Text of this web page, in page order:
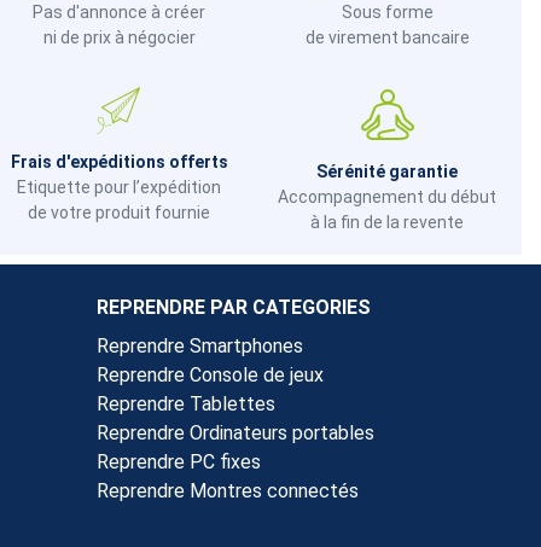
Pas d'annonce à créer
ni de prix à négocier
Sous forme
de virement bancaire
Frais d'expéditions offerts
Etiquette pour l’expédition
de votre produit fournie
Sérénité garantie
Accompagnement du début
à la fin de la revente
REPRENDRE PAR CATEGORIES
Reprendre Smartphones
Reprendre Console de jeux
Reprendre Tablettes
Reprendre Ordinateurs portables
Reprendre PC fixes
Reprendre Montres connectés